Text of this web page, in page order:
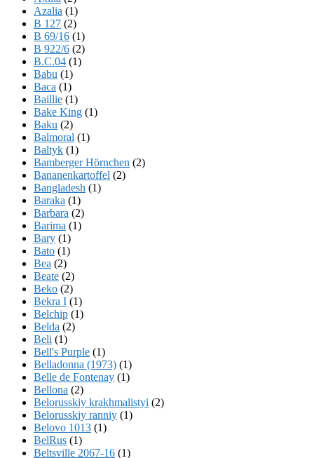
Azalia (1)
B 127 (2)
B 69/16 (1)
B 922/6 (2)
B.C.04 (1)
Babu (1)
Baca (1)
Baillie (1)
Bake King (1)
Baku (2)
Balmoral (1)
Baltyk (1)
Bamberger Hörnchen (2)
Bananenkartoffel (2)
Bangladesh (1)
Baraka (1)
Barbara (2)
Barima (1)
Bary (1)
Bato (1)
Bea (2)
Beate (2)
Beko (2)
Bekra I (1)
Belchip (1)
Belda (2)
Beli (1)
Bell's Purple (1)
Belladonna (1973) (1)
Belle de Fontenay (1)
Bellona (2)
Belorusskiy krakhmalistyi (2)
Belorusskiy ranniy (1)
Belovo 1013 (1)
BelRus (1)
Beltsville 2067-16 (1)